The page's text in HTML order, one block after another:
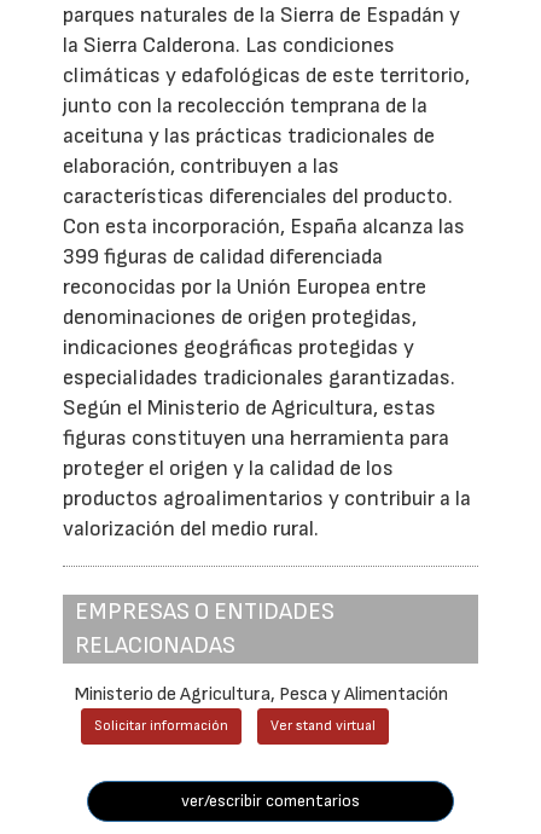
parques naturales de la Sierra de Espadán y
la Sierra Calderona. Las condiciones
climáticas y edafológicas de este territorio,
junto con la recolección temprana de la
aceituna y las prácticas tradicionales de
elaboración, contribuyen a las
características diferenciales del producto.
Con esta incorporación, España alcanza las
399 figuras de calidad diferenciada
reconocidas por la Unión Europea entre
denominaciones de origen protegidas,
indicaciones geográficas protegidas y
especialidades tradicionales garantizadas.
Según el Ministerio de Agricultura, estas
figuras constituyen una herramienta para
proteger el origen y la calidad de los
productos agroalimentarios y contribuir a la
valorización del medio rural.
EMPRESAS O ENTIDADES
RELACIONADAS
Ministerio de Agricultura, Pesca y Alimentación
Solicitar información Ver stand virtual
ver/escribir comentarios